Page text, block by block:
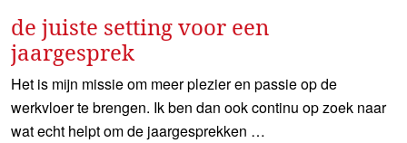
de juiste setting voor een
jaargesprek
Het is mijn missie om meer plezier en passie op de
werkvloer te brengen. Ik ben dan ook continu op zoek naar
wat echt helpt om de jaargesprekken …